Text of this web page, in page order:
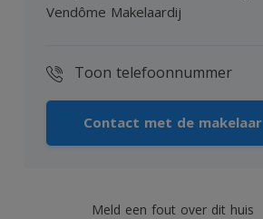
Vendôme Makelaardij
Toon telefoonnummer
Contact met de makelaar
Meld een fout over dit huis